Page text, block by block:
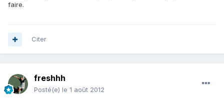
faire.
Citer
freshhh
Posté(e) le 1 août 2012